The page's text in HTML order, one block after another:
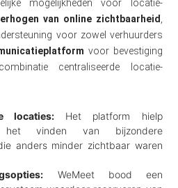
mogelijkheden voor locatie-
van online zichtbaarheid,
voor zowel verhuurders
voor bevestiging
centraliseerde locatie-
locaties:Het platform hielp
vinden van bijzondere
anders minder zichtbaar waren
WeMeet bood een